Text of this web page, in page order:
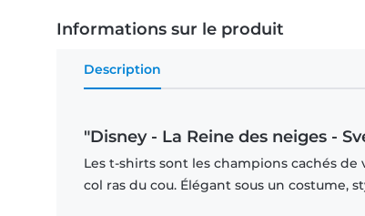
Informations sur le produit
Description
"Disney - La Reine des neiges -
Les t-shirts sont les champions cachés
col ras du cou. Élégant sous un costume,